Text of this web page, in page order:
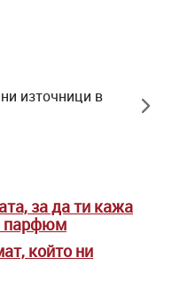
източници в
за да ти кажа
парфюм
който ни